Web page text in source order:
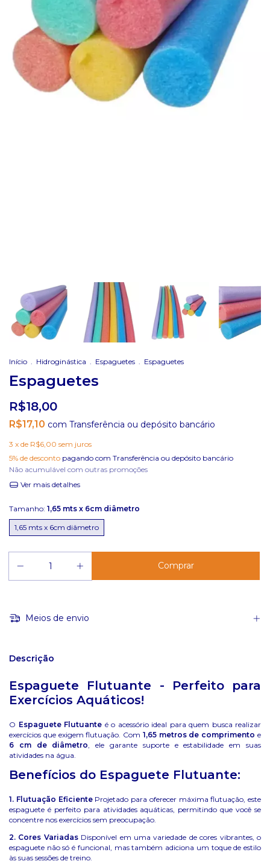
Início . Hidroginástica . Espaguetes . Espaguetes
Espaguetes
R$18,00
R$17,10 com Transferência ou depósito bancário
3 x de R$6,00 sem juros
5% de desconto pagando com Transferência ou depósito bancário
Não acumulável com outras promoções
Ver mais detalhes
Tamanho: 1,65 mts x 6cm diâmetro
1,65 mts x 6cm diâmetro
Meios de envio
Descrição
Espaguete Flutuante - Perfeito para
Exercícios Aquáticos!
O Espaguete Flutuante é o acessório ideal para quem busca realizar
exercícios que exigem flutuação. Com 1,65 metros de comprimento e
6 cm de diâmetro, ele garante suporte e estabilidade em suas
atividades na água.
Benefícios do Espaguete Flutuante:
1. Flutuação EficienteProjetado para oferecer máxima flutuação, este
espaguete é perfeito para atividades aquáticas, permitindo que você se
concentre nos exercícios sem preocupação.
2. Cores VariadasDisponível em uma variedade de cores vibrantes, o
espaguete não só é funcional, mas também adiciona um toque de estilo
às suas sessões de treino.